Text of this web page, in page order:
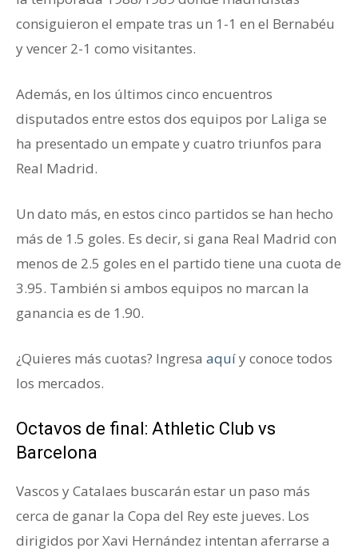
consiguieron el empate tras un 1-1 en el Bernabéu
y vencer 2-1 como visitantes.
Además, en los últimos cinco encuentros
disputados entre estos dos equipos por Laliga se
ha presentado un empate y cuatro triunfos para
Real Madrid.
Un dato más, en estos cinco partidos se han hecho
más de 1.5 goles. Es decir, si gana Real Madrid con
menos de 2.5 goles en el partido tiene una cuota de
3.95. También si ambos equipos no marcan la
ganancia es de 1.90.
¿Quieres más cuotas? Ingresa aquíy conoce todos
los mercados.
Octavos de final: Athletic Club vs
Barcelona
Vascos y Catalaes buscarán estar un paso más
cerca de ganar la Copa del Rey este jueves. Los
dirigidos por Xavi Hernández intentan aferrarse a